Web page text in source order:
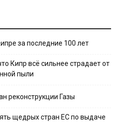
за последние 100 лет
Кипр всё сильнее страдает от
пыли
реконструкции Газы
щедрых стран ЕС по выдаче